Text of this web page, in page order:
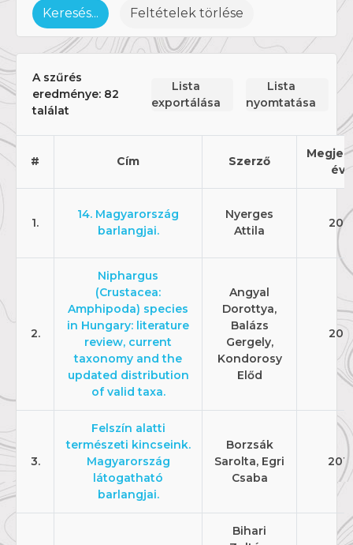
Keresés... Feltételek törlése
A szűrés
eredménye: 82
találat
Lista
exportálása
Lista
nyomtatása
# Cím Szerző
éve
1.
14. Magyarország
barlangjai.
Nyerges
Attila
2.
Niphargus
(Crustacea:
Amphipoda) species
in Hungary: literature
review, current
taxonomy and the
updated distribution
of valid taxa.
Angyal
Dorottya,
Balázs
Gergely,
Kondorosy
Előd
3.
Felszín alatti
természeti kincseink.
Magyarország
látogatható
barlangjai.
Borzsák
Sarolta, Egri
Csaba
Bihari